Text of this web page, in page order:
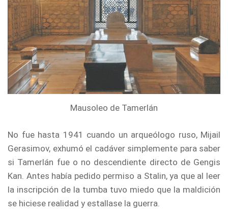
Mausoleo de Tamerlán
No fue hasta 1941 cuando un arqueólogo ruso, Mijail
Gerasimov, exhumó el cadáver simplemente para saber
si Tamerlán fue o no descendiente directo de Gengis
Kan. Antes había pedido permiso a Stalin, ya que al leer
la inscripción de la tumba tuvo miedo que la maldición
se hiciese realidad y estallase la guerra.